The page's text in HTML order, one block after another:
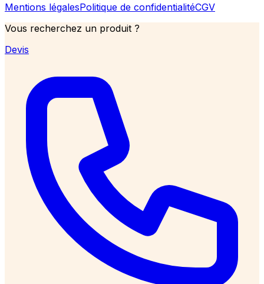
Mentions légalesPolitique de confidentialitéCGV
Vous recherchez un produit ?
Devis